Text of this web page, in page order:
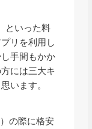
といった料
リを利用し
手間もかか
には三大キ
います。
の際に格安